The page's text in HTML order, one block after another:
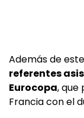
Además de
referentes
Eurocopa, que
Francia con el